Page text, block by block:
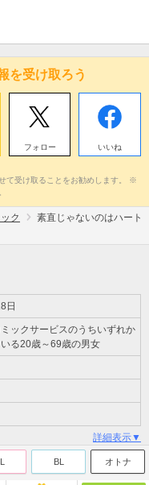
を受け取ろう
フォロー いいね
て受け取ることをお勧めします。 ※
ク
素直じゃないのはハート
日
ックサービスのうちいずれか
る20歳～69歳の男女
詳細表示▼
BL オトナ